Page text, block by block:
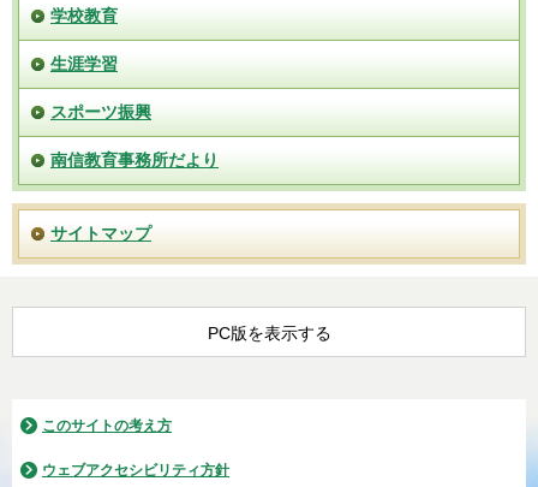
学校教育
生涯学習
スポーツ振興
南信教育事務所だより
サイトマップ
PC版を表示する
このサイトの考え方
ウェブアクセシビリティ方針